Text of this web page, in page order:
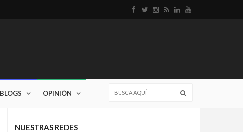
BLOGS OPINIÓN
NUESTRAS REDES